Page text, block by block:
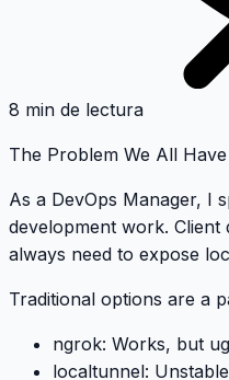
8 min de lectura
The Problem We All
As a DevOps Manager, I
development work.
always need to expose
Traditional options are a
ngrok: Works, but
localtunnel: